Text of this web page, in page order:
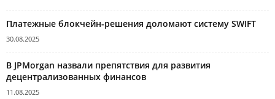
Платежные блокчейн-решения доломают систему SWIFT
30.08.2025
В JPMorgan назвали препятствия для развития
децентрализованных финансов
11.08.2025